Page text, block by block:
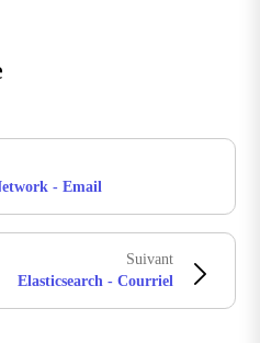
- Email
Suivant
Elasticsearch - Courriel